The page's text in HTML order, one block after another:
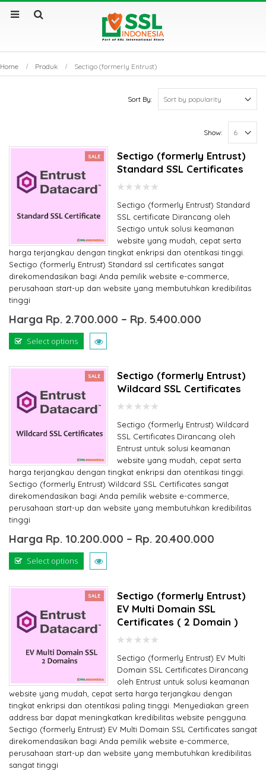
Home Produk Sectigo (formerly Entrust)
Sort By:
Show:
SALE
Sectigo (formerly Entrust)
Standard SSL Certificates
out
of
5
Sectigo (formerly Entrust) Standard
SSL certificate Dirancang oleh
Sectigo untuk solusi keamanan
website yang mudah, cepat serta
harga terjangkau dengan tingkat enkripsi dan otentikasi tinggi.
Sectigo (formerly Entrust) Standard ssl certificates sangat
direkomendasikan bagi Anda pemilik website e-commerce,
perusahaan start-up dan website yang membutuhkan kredibilitas
tinggi
Harga Rp. 2.700.000 – Rp. 5.400.000
Select options
SALE
Sectigo (formerly Entrust)
Wildcard SSL Certificates
out
of
5
Sectigo (formerly Entrust) Wildcard
SSL Certificates Dirancang oleh
Entrust untuk solusi keamanan
website yang mudah, cepat serta
harga terjangkau dengan tingkat enkripsi dan otentikasi tinggi.
Sectigo (formerly Entrust) Wildcard SSL Certificates sangat
direkomendasikan bagi Anda pemilik website e-commerce,
perusahaan start-up dan website yang membutuhkan kredibilitas
tinggi
Harga Rp. 10.200.000 – Rp. 20.400.000
Select options
SALE
Sectigo (formerly Entrust)
EV Multi Domain SSL
Certificates ( 2 Domain )
out
of
5
Sectigo (formerly Entrust) EV Multi
Domain SSL Certificates Dirancang
oleh Entrust untuk solusi keamanan
website yang mudah, cepat serta harga terjangkau dengan
tingkat enkripsi dan otentikasi paling tinggi. Menyediakan green
address bar dapat meningkatkan kredibilitas website pengguna.
Sectigo (formerly Entrust) EV Multi Domain SSL Certificates sangat
direkomendasikan bagi Anda pemilik website e-commerce,
perusahaan start-up dan website yang membutuhkan kredibilitas
sangat tinggi